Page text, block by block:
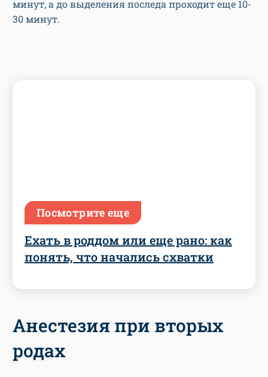
Ехать в роддом или еще рано: как
родах
Вторые роды бывают болезненными. Для того,